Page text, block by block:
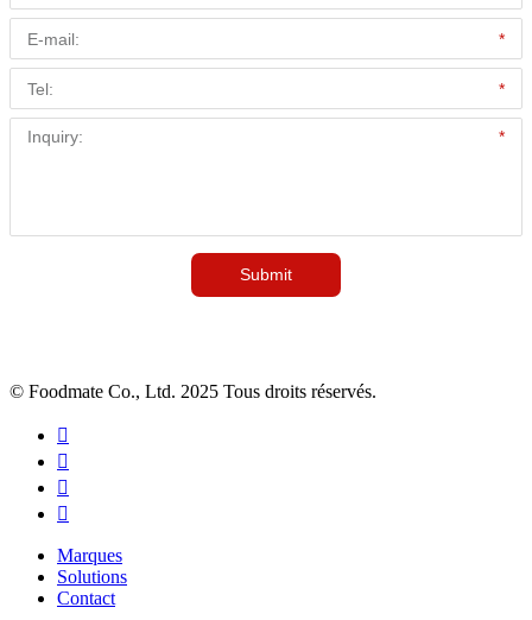
© Foodmate Co., Ltd. 2025 Tous droits réservés.




Marques
Solutions
Contact